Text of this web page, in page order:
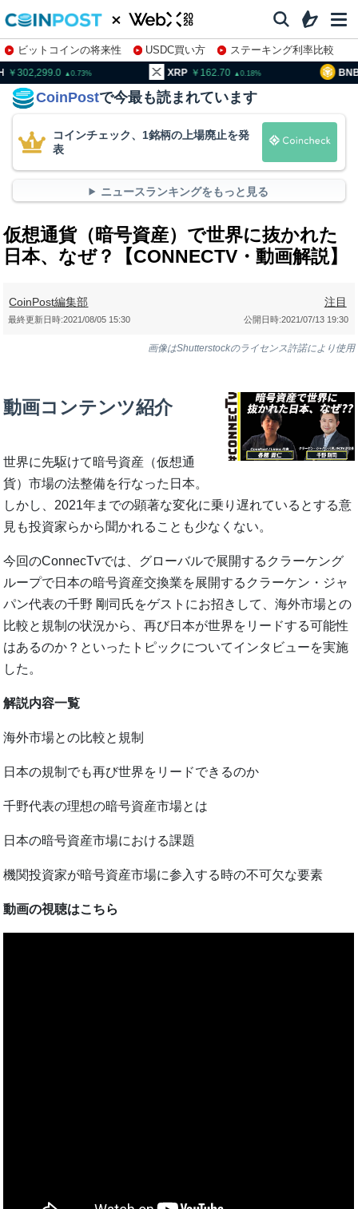
ビットコインの将来性 USDC買い方
ステーキング利率比較
株特集・関連銘柄
0.73 XRP 162.70 0.18 BNB
CoinPostで今最も読まれています
コインチェック、1銘柄の上場廃止を発
表
ニュースランキングをもっと見る
仮想通貨（暗号資産）で世界に抜かれた
日本、なぜ？【CONNECTV・動画解説】
CoinPost編集部 注目
公開日時:2021/07/13 19:30
最終更新日時:2021/08/05 15:30
画像はShutterstockのライセンス許諾により使用
動画コンテンツ紹介
世界に先駆けて暗号資産（仮想通
貨）市場の法整備を行なった日本。
しかし、2021年までの顕著な変化に乗り遅れているとする意
見も投資家らから聞かれることも少なくない。
今回のConnecTvでは、グローバルで展開するクラーケング
ループで日本の暗号資産交換業を展開するクラーケン・ジャ
パン代表の千野 剛司氏をゲストにお招きして、海外市場との
比較と規制の状況から、再び日本が世界をリードする可能性
はあるのか？といったトピックについてインタビューを実施
した。
解説内容一覧
海外市場との比較と規制
日本の規制でも再び世界をリードできるのか
千野代表の理想の暗号資産市場とは
日本の暗号資産市場における課題
機関投資家が暗号資産市場に参入する時の不可欠な要素
動画の視聴はこちら